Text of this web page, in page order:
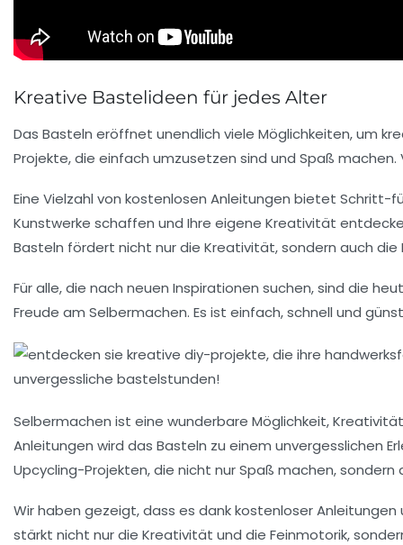
Kreative Bastelideen für jedes Alter
Das Basteln eröffnet unendlich viele Möglichkeiten, um
Projekte, die einfach umzusetzen sind und Spaß machen.
Eine Vielzahl von kostenlosen Anleitungen bietet Schritt-
Kunstwerke schaffen und Ihre eigene Kreativität
Basteln fördert nicht nur die Kreativität, sondern auch die
Für alle, die nach neuen Inspirationen suchen, sind die
Freude am Selbermachen. Es ist einfach, schnell und
Selbermachen ist eine wunderbare Möglichkeit,
Anleitungen wird das Basteln zu einem unvergesslichen
Upcycling-Projekten, die nicht nur Spaß machen,
Wir haben gezeigt, dass es dankkostenloser Anleitungen
stärkt nicht nur die Kreativität und die Feinmotorik,